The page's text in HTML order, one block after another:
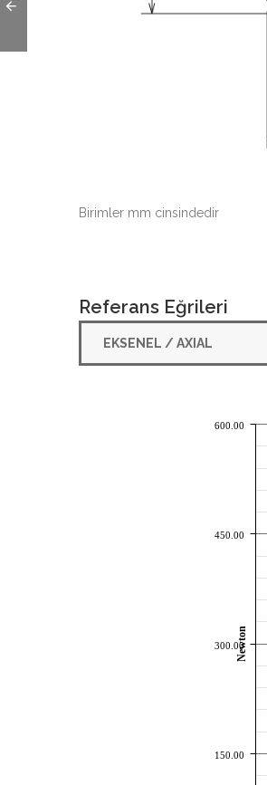
Birimler mm cinsindedir
Referans Eğrileri
150.00
300.00
450.00
600.00
Newton